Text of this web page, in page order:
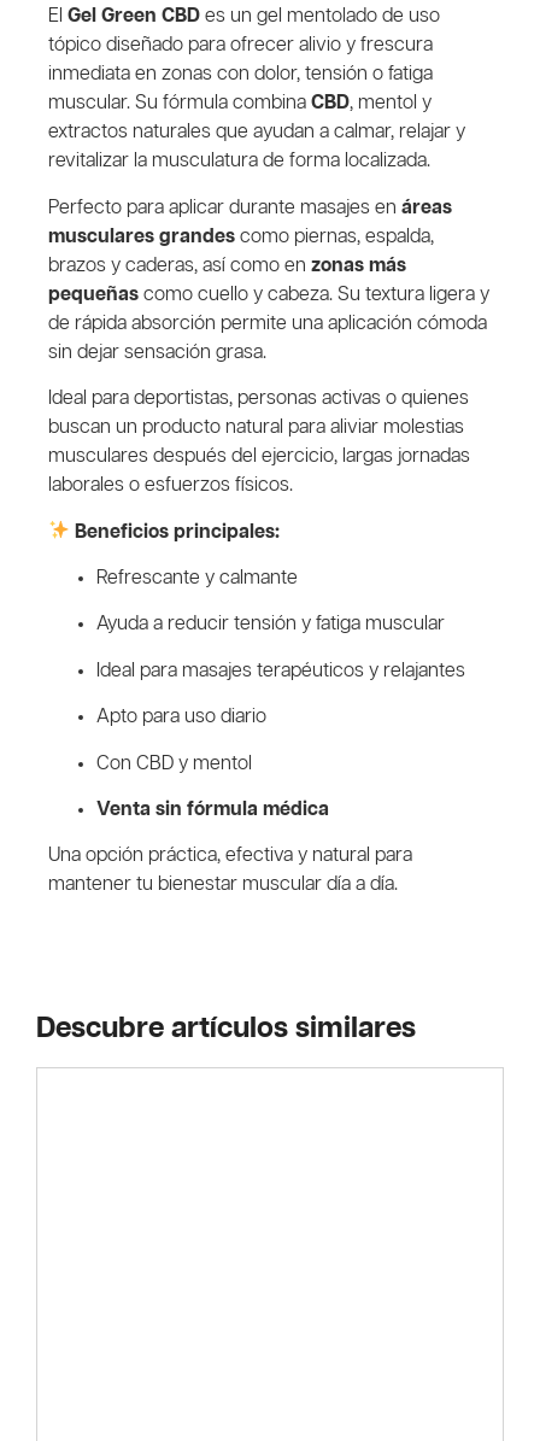
El Gel Green CBD es un gel mentolado de uso
tópico diseñado para ofrecer alivio y frescura
inmediata en zonas con dolor, tensión o fatiga
muscular. Su fórmula combina CBD, mentol y
extractos naturales que ayudan a calmar, relajar y
revitalizar la musculatura de forma localizada.
Perfecto para aplicar durante masajes en áreas
musculares grandes como piernas, espalda,
brazos y caderas, así como en zonas más
pequeñas como cuello y cabeza. Su textura ligera y
de rápida absorción permite una aplicación cómoda
sin dejar sensación grasa.
Ideal para deportistas, personas activas o quienes
buscan un producto natural para aliviar molestias
musculares después del ejercicio, largas jornadas
laborales o esfuerzos físicos.
Beneficios principales:
Refrescante y calmante
Ayuda a reducir tensión y fatiga muscular
Ideal para masajes terapéuticos y relajantes
Apto para uso diario
Con CBD y mentol
Venta sin fórmula médica
Una opción práctica, efectiva y natural para
mantener tu bienestar muscular día a día.
Descubre artículos similares